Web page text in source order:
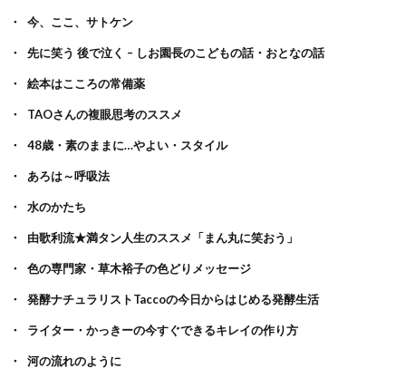
今、ここ、サトケン
先に笑う 後で泣く – しお園長のこどもの話・おとなの話
絵本はこころの常備薬
TAOさんの複眼思考のススメ
48歳・素のままに…やよい・スタイル
あろは～呼吸法
水のかたち
由歌利流★満タン人生のススメ「まん丸に笑おう」
色の専門家・草木裕子の色どりメッセージ
発酵ナチュラリストTaccoの今日からはじめる発酵生活
ライター・かっきーの今すぐできるキレイの作り方
河の流れのように